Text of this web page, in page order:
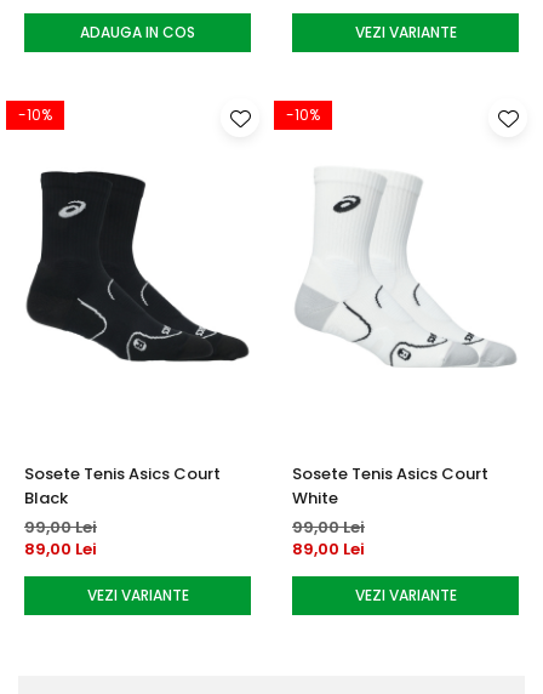
ADAUGA IN COS VEZI VARIANTE
-10%
Sosete Tenis Asics Court
Black
99,00 Lei
89,00 Lei
VEZI VARIANTE
-10%
Sosete Tenis Asics Court
White
99,00 Lei
89,00 Lei
VEZI VARIANTE